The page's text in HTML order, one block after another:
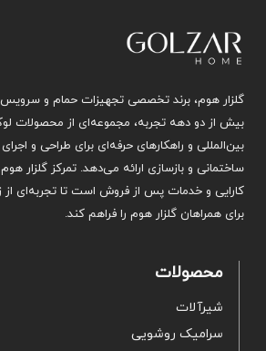
گلزار هوم، برند تخصصی تجهیزات حمام و
بیش از دو دهه تجربه، مجموعه‌ای از محصولات
بین‌المللی و راهکارهای حرفه‌ای برای طراحی و
ساختمانی و بازسازی ارائه می‌دهد. تمرکز گلزار
کارایی و خدمات پس از فروش است تا تجربه‌ای از
برای همراهان گلزار هوم را فراهم کند.
محصولات
شیرآلات
سرامیک روشویی